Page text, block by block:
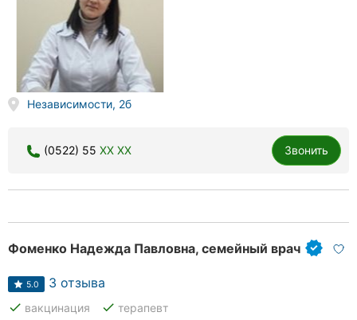
Независимости, 2б
(0522) 55 XX XX Звонить
Фоменко Надежда Павловна, семейный врач
5.0 3 отзыва
done вакцинация done терапевт